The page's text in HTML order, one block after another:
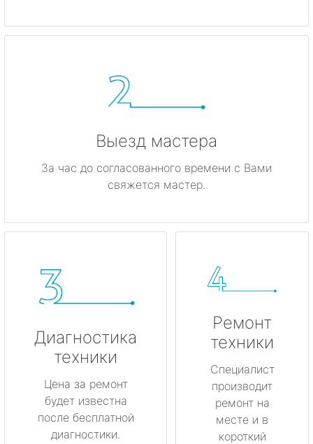
Выезд мастера
За час до согласованного времени с Вами
свяжется мастер.
Диагностика
техники
Цена за ремонт
будет известна
после бесплатной
диагностики.
Ремонт
техники
Специалист
производит
ремонт на
месте и в
короткий